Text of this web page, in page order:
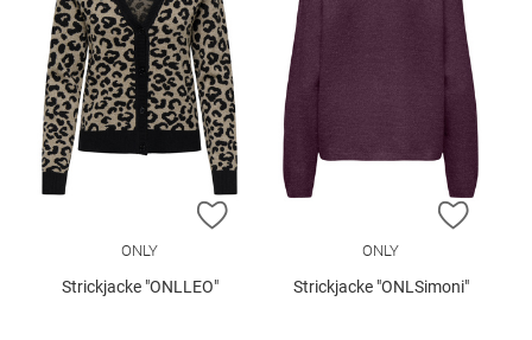
ZUR WUNSCHLISTE HINZUFÜGEN
ONLY
Strickjacke "ONLLEO"
ZUR
ONLY
Strickjacke "ONLSimoni"